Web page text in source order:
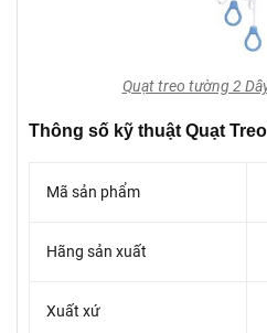
Quạt treo tường 2
Thông số kỹ thuật Quạt
Mã sản phẩm
Hãng sản xuất
Xuất xứ